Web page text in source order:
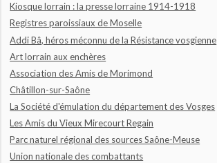
Kiosque lorrain : la presse lorraine 1914-1918
Registres paroissiaux de Moselle
Addi Bâ, héros méconnu de la Résistance vosgienne
Art lorrain aux enchères
Association des Amis de Morimond
Châtillon-sur-Saône
La Société d'émulation du département des Vosges
Les Amis du Vieux Mirecourt Regain
Parc naturel régional des sources Saône-Meuse
Union nationale des combattants